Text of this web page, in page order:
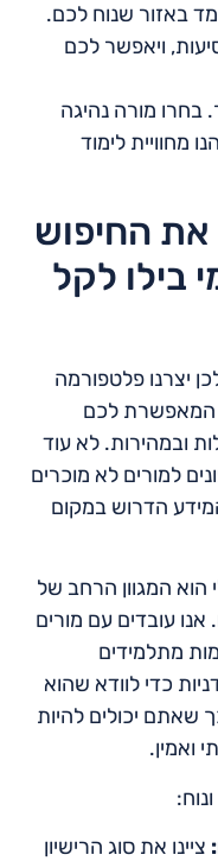
באזור שנוח לכם.
ויאפשר לכם
בחרו מורה נהיגה
מחוויית לימוד
את החיפוש
בילו לקל
יצרנו פלטפורמה
המאפשרת לכם
ובמהירות. לא עוד
למורים לא מוכרים
הדרוש במקום
הוא המגוון הרחב של
אנו עובדים עם מורים
מתלמידים
כדי לוודא שהוא
שאתם יכולים להיות
ואמין.
ציינו את סוג הרישיון